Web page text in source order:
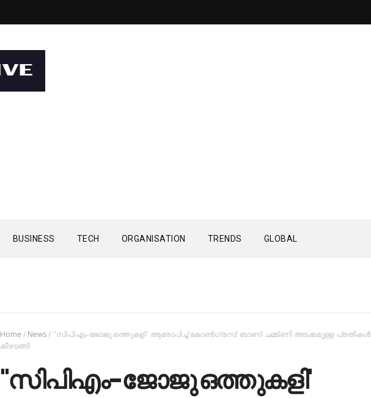
BUSINESS TECH ORGANISATION TRENDS GLOBAL
Home / News/ ''സിപിഎം-ജോജു ഒത്തുകളി' ആരോപിച്ച് കോണ്‍ഗ്രസ്: ടോണി ചമ്മിണി അടക്കമുള്ള പ്രതികള്‍
കീഴടങ്ങി
''സിപിഎം-ജോജു ഒത്തുകളി'